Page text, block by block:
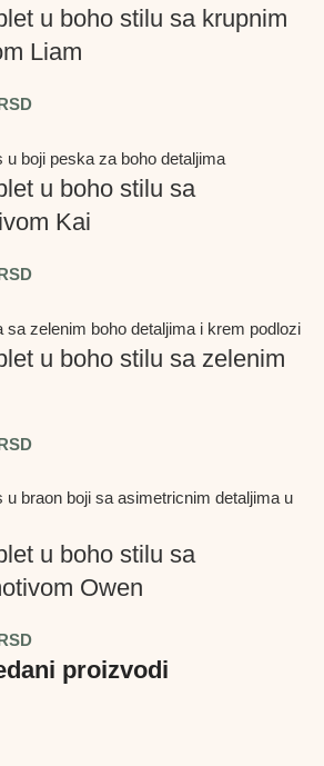
u boho stilu sa krupnim
Liam
u boho stilu sa
Kai
u boho stilu sa zelenim
u boho stilu sa
Owen
proizvodi